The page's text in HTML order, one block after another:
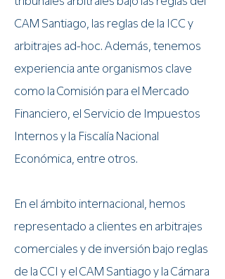
CAM Santiago, las reglas de la ICC y
arbitrajes ad-hoc. Además, tenemos
experiencia ante organismos clave
como la Comisión para el Mercado
Financiero, el Servicio de Impuestos
Internos y la Fiscalía Nacional
Económica, entre otros.
En el ámbito internacional, hemos
representado a clientes en arbitrajes
comerciales y de inversión bajo reglas
de la CCI y el CAM Santiago y la Cámara